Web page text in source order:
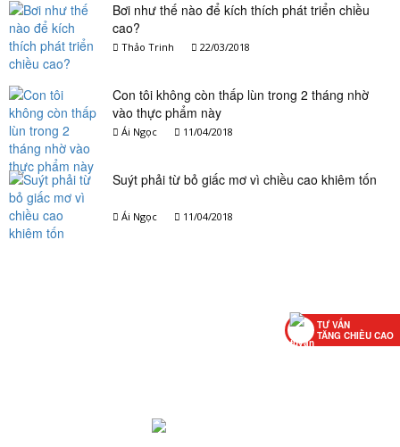
Bơi như thế nào để kích thích phát triển chiều
cao?
Thảo Trinh 22/03/2018
Con tôi không còn thấp lùn trong 2 tháng nhờ
vào thực phẩm này
Ái Ngọc 11/04/2018
Suýt phải từ bỏ giấc mơ vì chiều cao khiêm tốn
Ái Ngọc 11/04/2018
TƯ VẤN
TĂNG CHIỀU CAO